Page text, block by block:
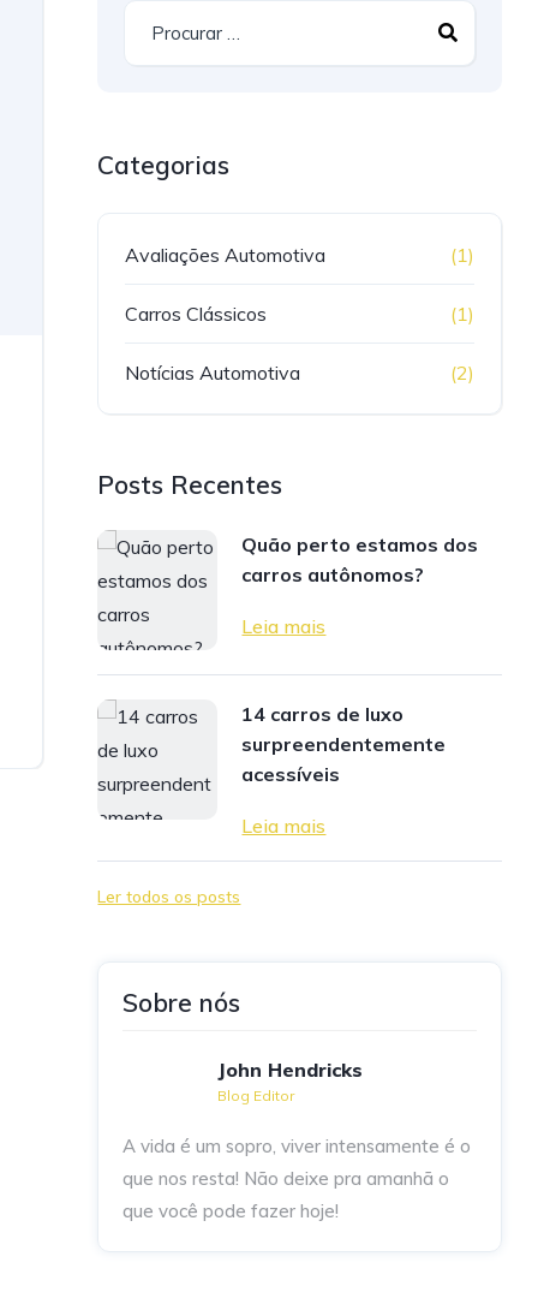
Categorias
Avaliações Automotiva (1)
Carros Clássicos (1)
Notícias Automotiva (2)
Posts Recentes
Quão perto estamos dos
carros autônomos?
Leia mais
14 carros de luxo
surpreendentemente
acessíveis
Leia mais
Ler todos os posts
Sobre nós
John Hendricks
Blog Editor
A vida é um sopro, viver intensamente é o
que nos resta! Não deixe pra amanhã o
que você pode fazer hoje!